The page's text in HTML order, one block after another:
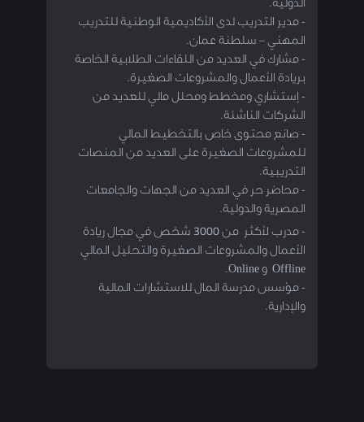
الدولية.
- مدير التدريب لدى الأكاديمية الوطنية للتدريب
المهني – سلطنة عمان.
- مشارك في العديد من اللقاءات الطلابية الخاصة
بريادة الأعمال والمشروعات الصغيرة.
- إستشاري ومخطط ومحلل مالي للعديد من
الشركات الناشئة.
- صانع محتوى خاص بالتخطيط المالي
للمشروعات الصغيرة على العديد من المنصات
التدريبية.
- محاضر حر في العديد من الجهات والجامعات
المصرية والدولية.
- مدرب لأكثر من 3000 شخص في مجال ريادة
الأعمال والمشروعات الصغيرة والتحليل المالي
Offline و Online.
- مؤسس مدرسة المال للاستشارات المالية
والإدارية.